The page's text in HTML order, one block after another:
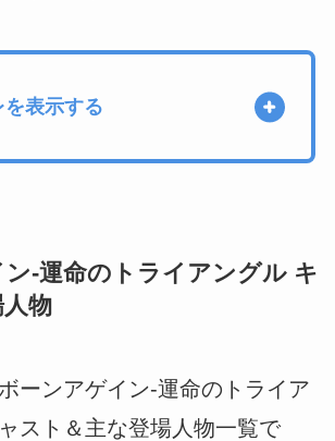
を表示する
-運命のトライアングル キ
物
ーンアゲイン-運命のトライア
スト＆主な登場人物一覧で